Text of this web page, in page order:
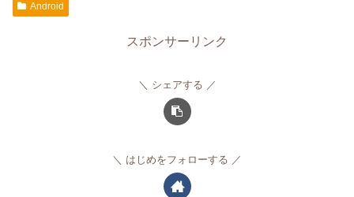
Android
スポンサーリンク
シェアする
はじめをフォローする